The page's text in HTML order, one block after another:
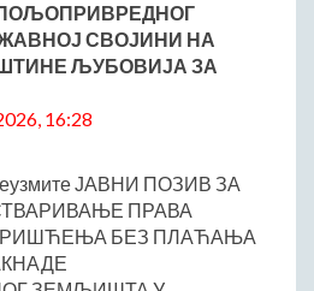
СВОЈИНИ НА
ЉУБОВИЈА ЗА
16:28
ЈАВНИ ПОЗИВ ЗА
ПРАВА
БЕЗ ПЛАЋАЊА